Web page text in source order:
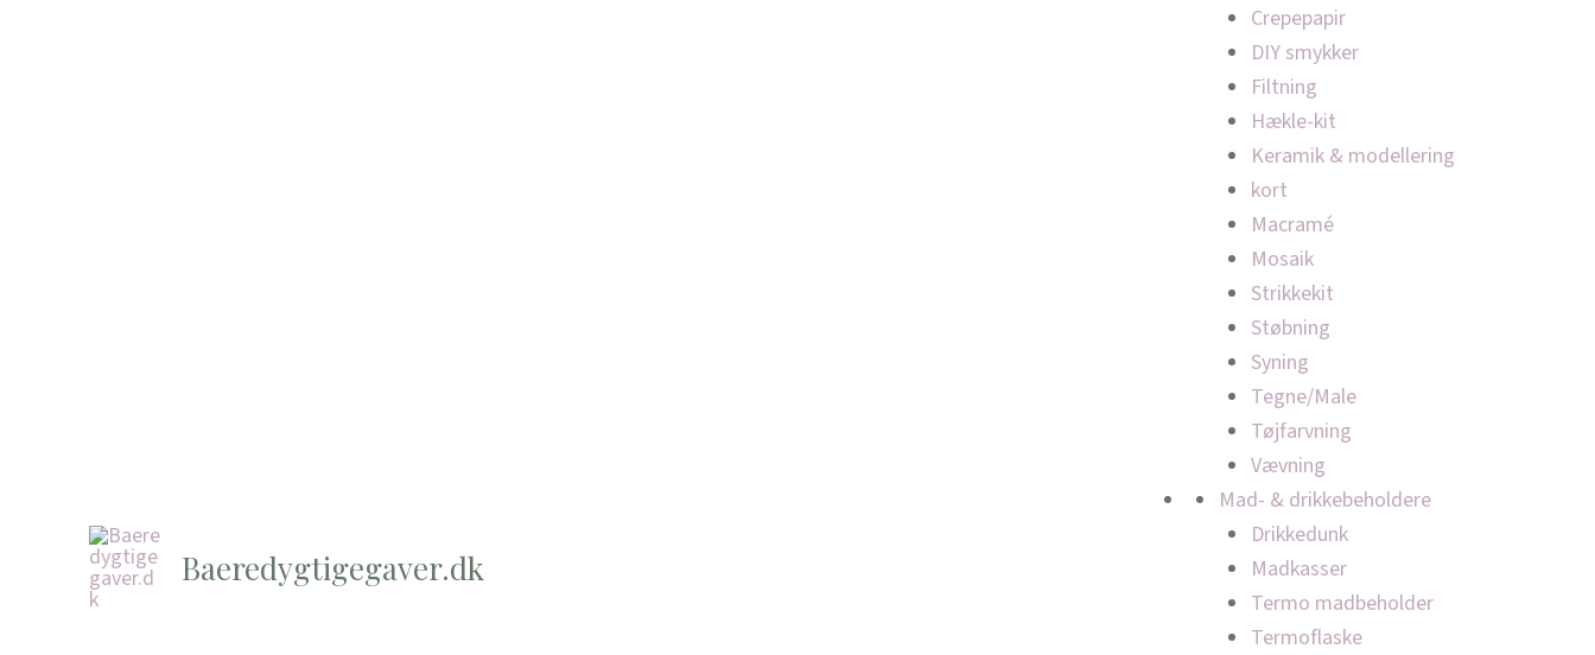
Baeredygtigegaver.dk
Crepepapir
DIY smykker
Filtning
Hækle-kit
Keramik & modellering
kort
Macramé
Mosaik
Strikkekit
Støbning
Syning
Tegne/Male
Tøjfarvning
Vævning
Mad- & drikkebeholdere
Drikkedunk
Madkasser
Termo madbeholder
Termoflaske